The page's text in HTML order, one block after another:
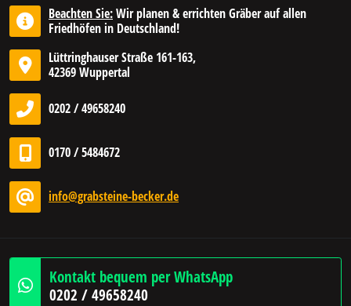
Beachten Sie:Wir planen & errichten Gräber auf allen
Friedhöfen in Deutschland!
Lüttringhauser Straße 161-163,
42369 Wuppertal
0202 / 49658240
0170 / 5484672
info@grabsteine-becker.de
Kontakt bequem per WhatsApp
0202 / 49658240